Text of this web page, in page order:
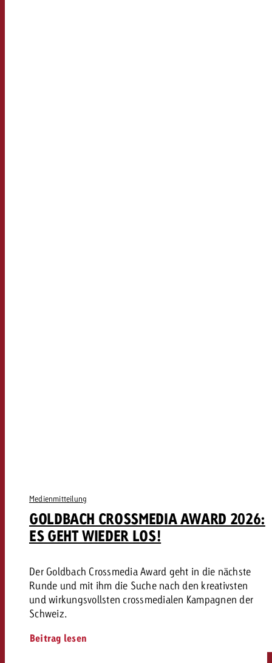
Medienmitteilung
GOLDBACH CROSSMEDIA AWARD 2026:
ES GEHT WIEDER LOS!
Der Goldbach Crossmedia Award geht in die nächste
Runde und mit ihm die Suche nach den kreativsten
und wirkungsvollsten crossmedialen Kampagnen der
Schweiz.
Beitrag lesen